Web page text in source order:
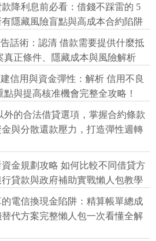
款降利息前必看：借錢不踩雷的 5
隱藏風險盲點與高成本合約陷阱
話術：認清 借款需要提供什麼抵
真正條件、隱藏成本與風險解析
信用與資金彈性：解析 信用不良
與提高核准機會完整全攻略！
外的合法借貸選項，掌握合約條款
與分散還款壓力，打造彈性週轉
資金規劃攻略 如何比較不同借貸方
貸款與政府補助實戰懶人包教學
的電信換現金陷阱：精算帳單總成
代方案完整懶人包一次看懂全解